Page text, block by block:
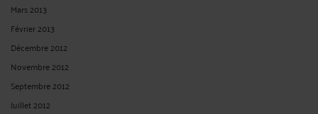
Mars 2013
Février 2013
Décembre 2012
Novembre 2012
Septembre 2012
Juillet 2012